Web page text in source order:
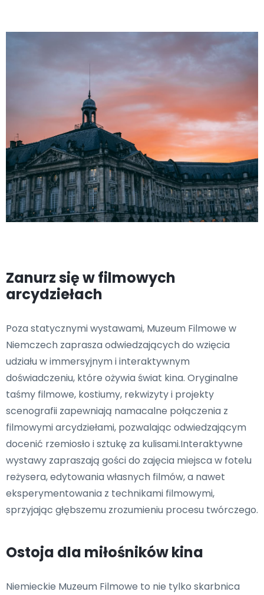
Zanurz się w filmowych
arcydziełach
Poza statycznymi wystawami, Muzeum Filmowe w
Niemczech zaprasza odwiedzających do wzięcia
udziału w immersyjnym i interaktywnym
doświadczeniu, które ożywia świat kina. Oryginalne
taśmy filmowe, kostiumy, rekwizyty i projekty
scenografii zapewniają namacalne połączenia z
filmowymi arcydziełami, pozwalając odwiedzającym
docenić rzemiosło i sztukę za kulisami.Interaktywne
wystawy zapraszają gości do zajęcia miejsca w fotelu
reżysera, edytowania własnych filmów, a nawet
eksperymentowania z technikami filmowymi,
sprzyjając głębszemu zrozumieniu procesu twórczego.
Ostoja dla miłośników kina
Niemieckie Muzeum Filmowe to nie tylko skarbnica